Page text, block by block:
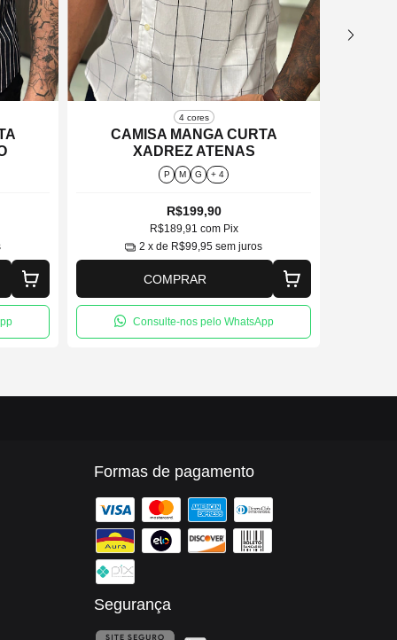
4 cores
CAMISA MANGA CURTA
XADREZ ATENAS
P M G + 4
R$199,90
R$189,91 com Pix
2 x de R$99,95 sem juros
COMPRAR
Consulte-nos pelo WhatsApp
Formas de pagamento
Segurança